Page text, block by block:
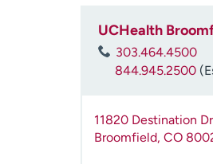
UCHealth
303.464.4500
844.945.2500
11820 Destination
Broomfield, CO